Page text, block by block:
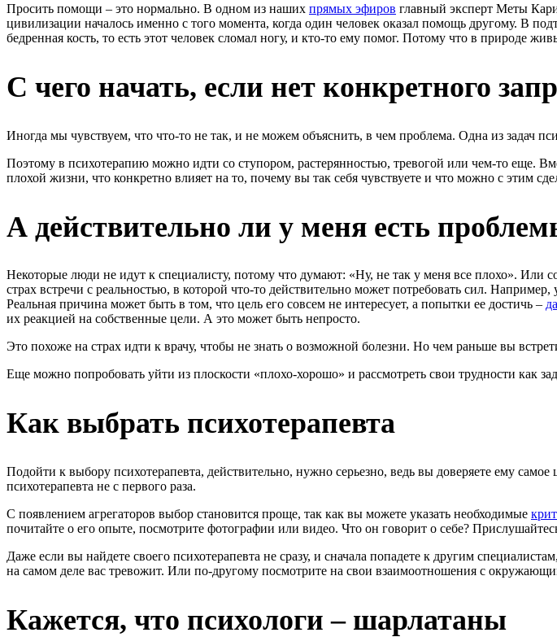
Просить помощи – это нормально. В одном из наших прямых эфиров главный эксперт Меты
цивилизации началось именно с того момента, когда один человек оказал помощь другому. В
бедренная кость, то есть этот человек сломал ногу, и кто-то ему помог. Потому что в природе
С чего начать, если нет конкретного
Иногда мы чувствуем, что что-то не так, и не можем объяснить, в чем проблема. Одна из задач
Поэтому в психотерапию можно идти со ступором, растерянностью, тревогой или чем-то еще.
плохой жизни, что конкретно влияет на то, почему вы так себя чувствуете и что можно с этим
А действительно ли у меня есть
Некоторые люди не идут к специалисту, потому что думают: «Ну, не так у меня все плохо». Или
страх встречи с реальностью, в которой что-то действительно может потребовать сил.
Реальная причина может быть в том, что цель его совсем не интересует, а попытки ее достичь –
их реакцией на собственные цели. А это может быть непросто.
Это похоже на страх идти к врачу, чтобы не знать о возможной болезни. Но чем раньше вы
Еще можно попробовать уйти из плоскости «плохо-хорошо» и рассмотреть свои трудности как
Как выбрать психотерапевта
Подойти к выбору психотерапевта, действительно, нужно серьезно, ведь вы доверяете ему
психотерапевта не с первого раза.
С появлением агрегаторов выбор становится проще, так как вы можете указать необходимые
почитайте о его опыте, посмотрите фотографии или видео. Что он говорит о себе?
Даже если вы найдете своего психотерапевта не сразу, и сначала попадете к другим
на самом деле вас тревожит. Или по-другому посмотрите на свои взаимоотношения с
Кажется, что психологи – шарлатаны